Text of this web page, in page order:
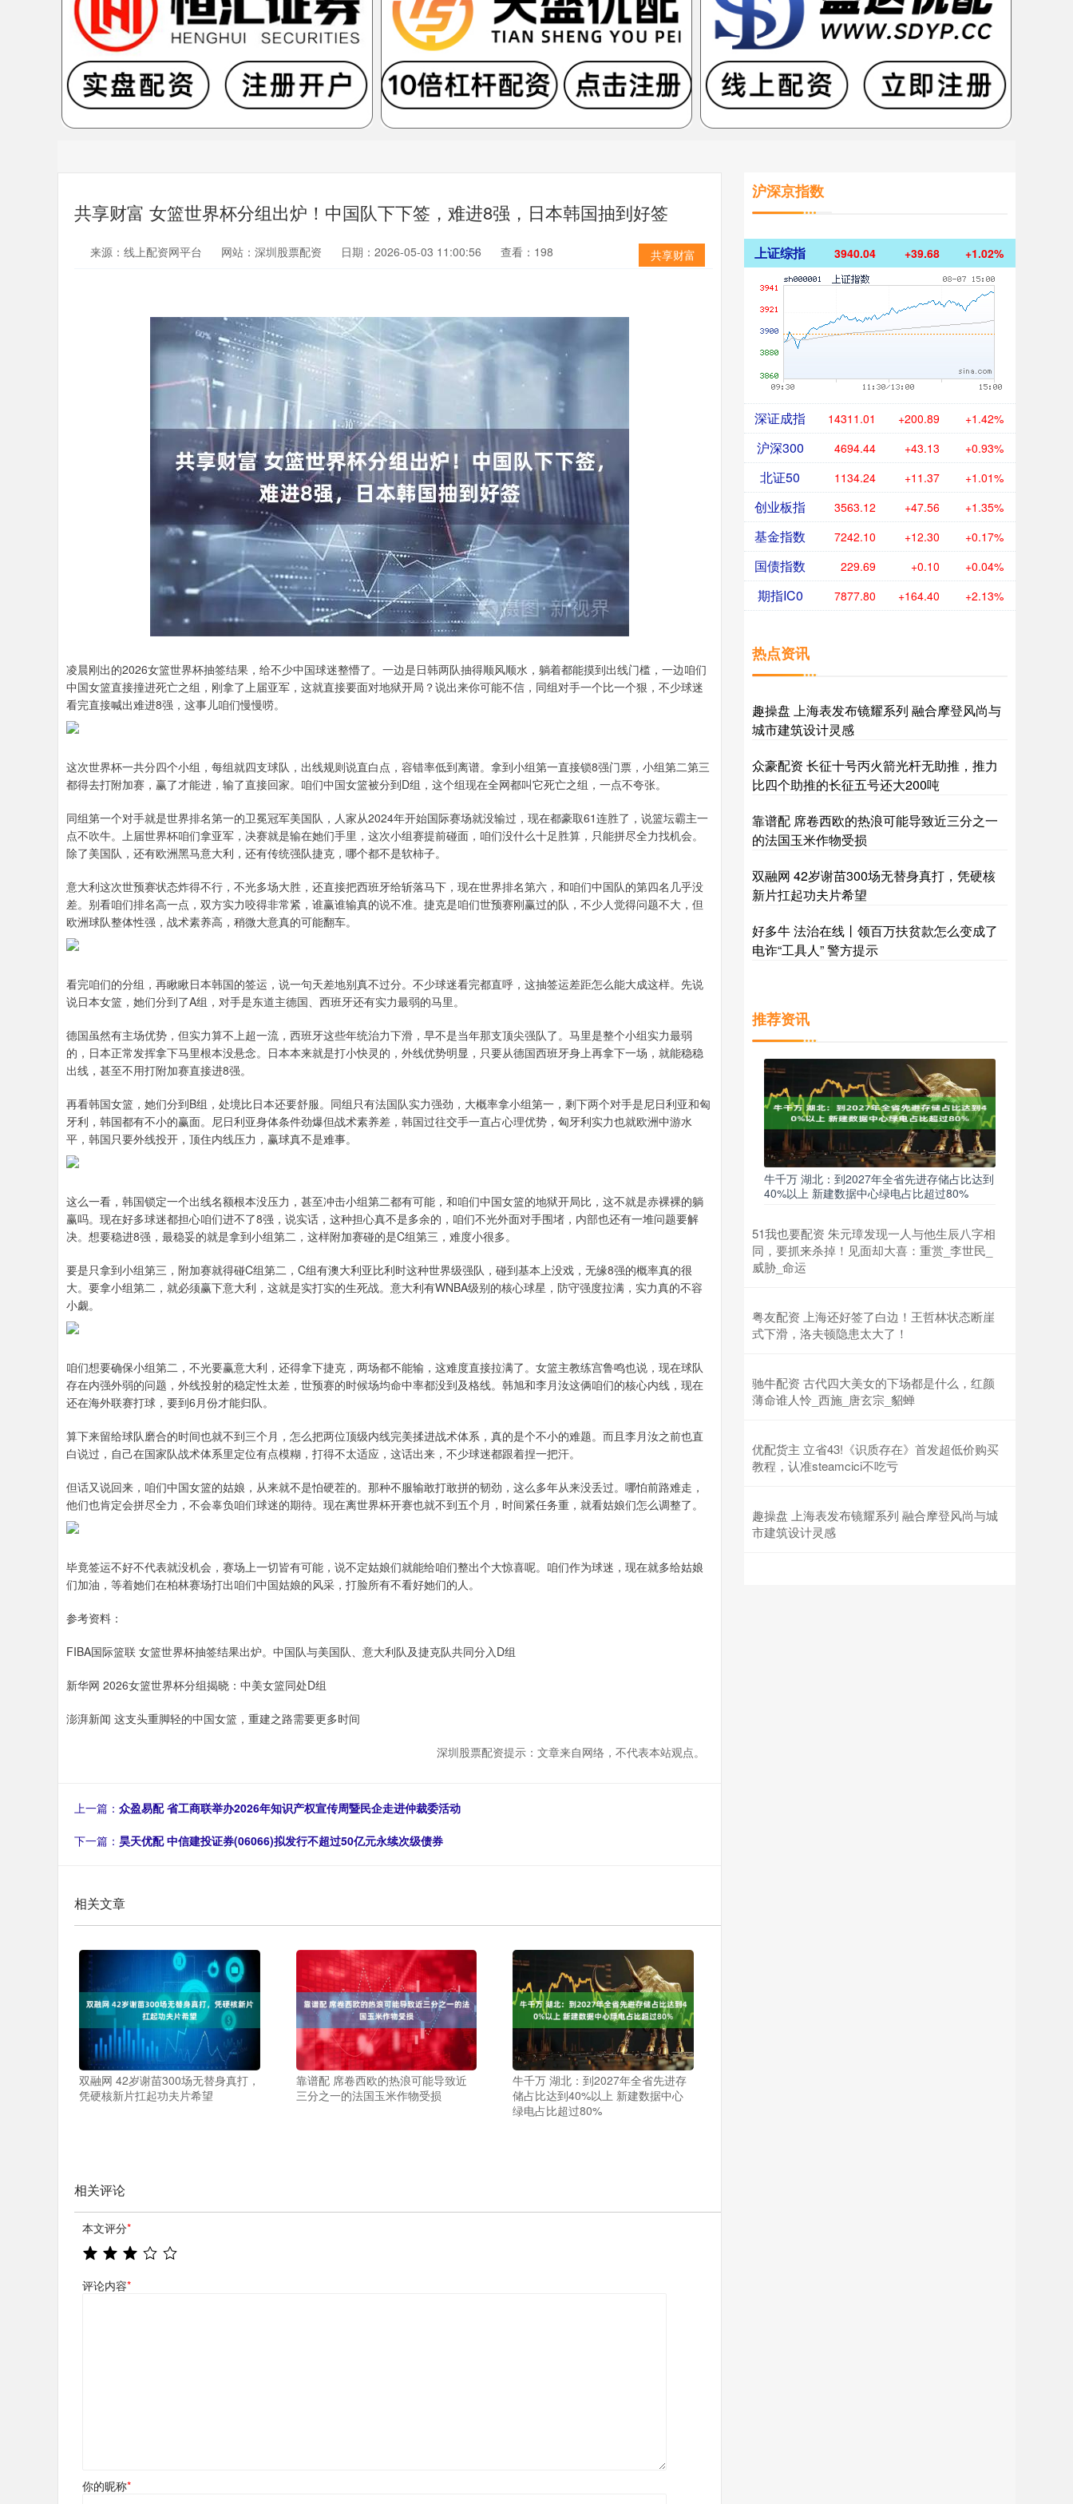
共享财富 女篮世界杯分组出炉！中国队下下签，难进8强，日本韩国抽到好签
共享财富
来源：线上配资网平台 网站：深圳股票配资 日期：2026-05-03 11:00:56 查看：198
凌晨刚出的2026女篮世界杯抽签结果，给不少中国球迷整懵了。一边是日韩两队抽得顺风顺水，躺着都能摸到出线门槛，一边咱们
中国女篮直接撞进死亡之组，刚拿了上届亚军，这就直接要面对地狱开局？说出来你可能不信，同组对手一个比一个狠，不少球迷
看完直接喊出难进8强，这事儿咱们慢慢唠。
这次世界杯一共分四个小组，每组就四支球队，出线规则说直白点，容错率低到离谱。拿到小组第一直接锁8强门票，小组第二第三
都得去打附加赛，赢了才能进，输了直接回家。咱们中国女篮被分到D组，这个组现在全网都叫它死亡之组，一点不夸张。
同组第一个对手就是世界排名第一的卫冕冠军美国队，人家从2024年开始国际赛场就没输过，现在都豪取61连胜了，说篮坛霸主一
点不吹牛。上届世界杯咱们拿亚军，决赛就是输在她们手里，这次小组赛提前碰面，咱们没什么十足胜算，只能拼尽全力找机会。
除了美国队，还有欧洲黑马意大利，还有传统强队捷克，哪个都不是软柿子。
意大利这次世预赛状态炸得不行，不光多场大胜，还直接把西班牙给斩落马下，现在世界排名第六，和咱们中国队的第四名几乎没
差。别看咱们排名高一点，双方实力咬得非常紧，谁赢谁输真的说不准。捷克是咱们世预赛刚赢过的队，不少人觉得问题不大，但
欧洲球队整体性强，战术素养高，稍微大意真的可能翻车。
看完咱们的分组，再瞅瞅日本韩国的签运，说一句天差地别真不过分。不少球迷看完都直呼，这抽签运差距怎么能大成这样。先说
说日本女篮，她们分到了A组，对手是东道主德国、西班牙还有实力最弱的马里。
德国虽然有主场优势，但实力算不上超一流，西班牙这些年统治力下滑，早不是当年那支顶尖强队了。马里是整个小组实力最弱
的，日本正常发挥拿下马里根本没悬念。日本本来就是打小快灵的，外线优势明显，只要从德国西班牙身上再拿下一场，就能稳稳
出线，甚至不用打附加赛直接进8强。
再看韩国女篮，她们分到B组，处境比日本还要舒服。同组只有法国队实力强劲，大概率拿小组第一，剩下两个对手是尼日利亚和匈
牙利，韩国都有不小的赢面。尼日利亚身体条件劲爆但战术素养差，韩国过往交手一直占心理优势，匈牙利实力也就欧洲中游水
平，韩国只要外线投开，顶住内线压力，赢球真不是难事。
这么一看，韩国锁定一个出线名额根本没压力，甚至冲击小组第二都有可能，和咱们中国女篮的地狱开局比，这不就是赤裸裸的躺
赢吗。现在好多球迷都担心咱们进不了8强，说实话，这种担心真不是多余的，咱们不光外面对手围堵，内部也还有一堆问题要解
决。想要稳进8强，最稳妥的就是拿到小组第二，这样附加赛碰的是C组第三，难度小很多。
要是只拿到小组第三，附加赛就得碰C组第二，C组有澳大利亚比利时这种世界级强队，碰到基本上没戏，无缘8强的概率真的很
大。要拿小组第二，就必须赢下意大利，这就是实打实的生死战。意大利有WNBA级别的核心球星，防守强度拉满，实力真的不容
小觑。
咱们想要确保小组第二，不光要赢意大利，还得拿下捷克，两场都不能输，这难度直接拉满了。女篮主教练宫鲁鸣也说，现在球队
存在内强外弱的问题，外线投射的稳定性太差，世预赛的时候场均命中率都没到及格线。韩旭和李月汝这俩咱们的核心内线，现在
还在海外联赛打球，要到6月份才能归队。
算下来留给球队磨合的时间也就不到三个月，怎么把两位顶级内线完美揉进战术体系，真的是个不小的难题。而且李月汝之前也直
白说过，自己在国家队战术体系里定位有点模糊，打得不太适应，这话出来，不少球迷都跟着捏一把汗。
但话又说回来，咱们中国女篮的姑娘，从来就不是怕硬茬的。那种不服输敢打敢拼的韧劲，这么多年从来没丢过。哪怕前路难走，
他们也肯定会拼尽全力，不会辜负咱们球迷的期待。现在离世界杯开赛也就不到五个月，时间紧任务重，就看姑娘们怎么调整了。
毕竟签运不好不代表就没机会，赛场上一切皆有可能，说不定姑娘们就能给咱们整出个大惊喜呢。咱们作为球迷，现在就多给姑娘
们加油，等着她们在柏林赛场打出咱们中国姑娘的风采，打脸所有不看好她们的人。
参考资料：
FIBA国际篮联 女篮世界杯抽签结果出炉。中国队与美国队、意大利队及捷克队共同分入D组
新华网 2026女篮世界杯分组揭晓：中美女篮同处D组
澎湃新闻 这支头重脚轻的中国女篮，重建之路需要更多时间
深圳股票配资提示：文章来自网络，不代表本站观点。
上一篇： 众盈易配 省工商联举办2026年知识产权宣传周暨民企走进仲裁委活动
下一篇： 昊天优配 中信建投证券(06066)拟发行不超过50亿元永续次级债券
相关文章
双融网 42岁谢苗300场无替身真打，
凭硬核新片扛起功夫片希望
靠谱配 席卷西欧的热浪可能导致近
三分之一的法国玉米作物受损
牛千万 湖北：到2027年全省先进存
储占比达到40%以上 新建数据中心
绿电占比超过80%
相关评论
本文评分*
评论内容*
你的昵称*
沪深京指数
上证综指 3940.04 +39.68 +1.02%
深证成指 14311.01 +200.89 +1.42%
沪深300 4694.44 +43.13 +0.93%
北证50 1134.24 +11.37 +1.01%
创业板指 3563.12 +47.56 +1.35%
基金指数 7242.10 +12.30 +0.17%
国债指数 229.69 +0.10 +0.04%
期指IC0 7877.80 +164.40 +2.13%
热点资讯
趣操盘 上海表发布镜耀系列 融合摩登风尚与
城市建筑设计灵感
众豪配资 长征十号丙火箭光杆无助推，推力
比四个助推的长征五号还大200吨
靠谱配 席卷西欧的热浪可能导致近三分之一
的法国玉米作物受损
双融网 42岁谢苗300场无替身真打，凭硬核
新片扛起功夫片希望
好多牛 法治在线丨领百万扶贫款怎么变成了
电诈“工具人” 警方提示
推荐资讯
牛千万 湖北：到2027年全省先进存储占比达到
40%以上 新建数据中心绿电占比超过80%
51我也要配资 朱元璋发现一人与他生辰八字相
同，要抓来杀掉！见面却大喜：重赏_李世民_
威胁_命运
粤友配资 上海还好签了白边！王哲林状态断崖
式下滑，洛夫顿隐患太大了！
驰牛配资 古代四大美女的下场都是什么，红颜
薄命谁人怜_西施_唐玄宗_貂蝉
优配货主 立省43!《识质存在》首发超低价购买
教程，认准steamcici不吃亏
趣操盘 上海表发布镜耀系列 融合摩登风尚与城
市建筑设计灵感